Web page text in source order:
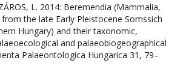
L. 2014: Beremendia (Mammalia,
the late Early Pleistocene Somssich
Hungary) and their taxonomic,
and palaeobiogeographical
Palaeontologica Hungarica 31, 79–